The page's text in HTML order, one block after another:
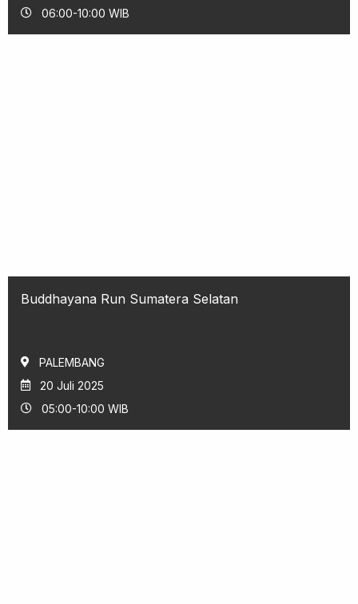
06:00-10:00 WIB
Buddhayana Run Sumatera Selatan
PALEMBANG
20 Juli 2025
05:00-10:00 WIB